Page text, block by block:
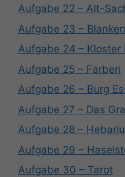
Aufgabe 22 – Alt-
Aufgabe 23 –
Aufgabe 24 – Kloster
Aufgabe 25 – Farben
Aufgabe 26 – Burg
Aufgabe 27 – Das
Aufgabe 28 –
Aufgabe 29 –
Aufgabe 30 – Tarot